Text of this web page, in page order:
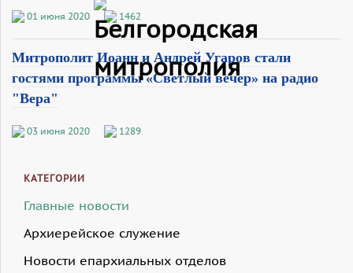
01 июня 2020 1462
Митрополит Иоанн и Андрей Угаров стали
гостями программы «Светлый вечер» на радио
"Вера"
03 июня 2020 1289
КАТЕГОРИИ
Главные новости
Архиерейское служение
Новости епархиальных отделов